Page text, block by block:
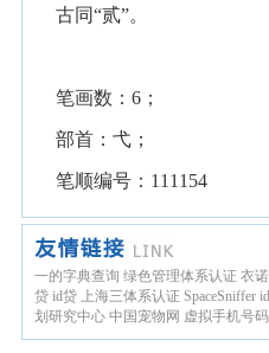
古同“贰”。
笔画数：6；
部首：弋；
笔顺编号：111154
一的字典查询 绿色管理体系认证 衣
贷 id贷 上海三体系认证 SpaceSniffer
划研究中心 中国宠物网 虚拟手机号码